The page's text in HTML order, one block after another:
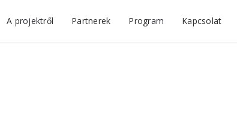
A projektről Partnerek Program Kapcsolat